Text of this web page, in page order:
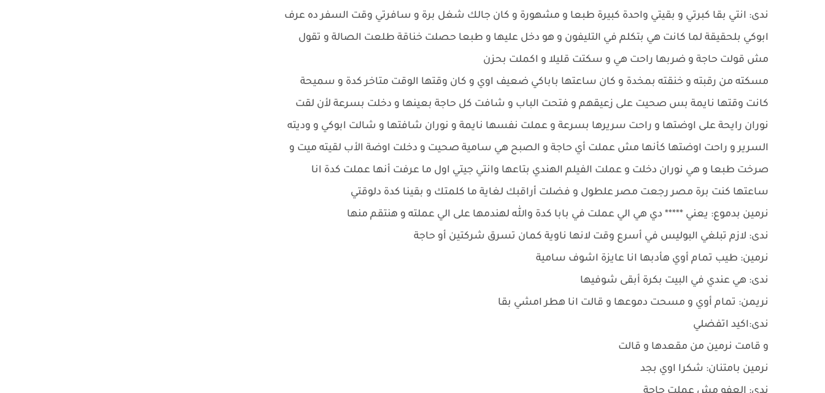
ندى: انتي بقا كبرتي و بقيتي واحدة كبيرة طبعا و مشهورة و كان جالك شغل برة و سافرتي وقت السفر ده عرف
ابوكي بلحقيقة لما كانت هي بتكلم في التليفون و هو دخل عليها و طبعا حصلت خناقة طلعت الصالة و تقول
مش قولت حاجة و ضربها راحت هي و سكتت قليلا و اكملت بحزن
مسكته من رقبته و خنقته بمخدة و كان ساعتها باباكي ضعيف اوي و كان وقتها الوقت متاخر كدة و سميحة
كانت وقتها نايمة بس صحيت على زعيقهم و فتحت الباب و شافت كل حاجة بعينها و دخلت بسرعة لأن لقت
نوران رايحة على اوضتها و راحت سريرها بسرعة و عملت نفسها نايمة و نوران شافتها و شالت ابوكي و وديته
السرير و راحت اوضتها كأنها مش عملت أي حاجة و الصبح هي سامية صحيت و دخلت اوضة الأب لقيته ميت و
صرخت طبعا و هي نوران دخلت و عملت الفيلم الهندي بتاعها وانتي جيتي اول ما عرفت أنها عملت كدة انا
ساعتها كنت برة مصر رجعت مصر علطول و فضلت أراقبك لغاية ما كلمتك و بقينا كدة دلوقتي
نرمين بدموع: يعني ***** دي هي الي عملت في بابا كدة والله لهندمها على الي عملته و هنتقم منها
ندى: لازم تبلغي البوليس في أسرع وقت لانها ناوية كمان تسرق شركتين أو حاجة
نرمين: طيب تمام أوي هأدبها انا عايزة اشوف سامية
ندى: هي عندي في البيت بكرة أبقى شوفيها
نريمن: تمام أوي و مسحت دموعها و قالت انا هطر امشي بقا
ندى:اكيد اتفضلي
و قامت نرمين من مقعدها و قالت
نرمين بامتنان: شكرا اوي بجد